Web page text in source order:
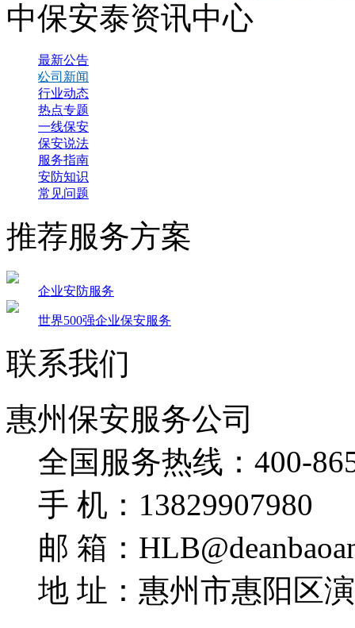
中保安泰资讯中心
最新公告
公司新闻
行业动态
热点专题
一线保安
保安说法
服务指南
安防知识
常见问题
推荐服务方案
企业安防服务
世界500强企业保安服务
联系我们
惠州保安服务公司
全国服务热线： 400-
手 机： 13829907980
邮 箱：
地 址：惠州市惠阳区